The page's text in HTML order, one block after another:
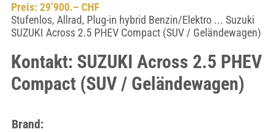
Preis: 29’900.– CHF
Stufenlos, Allrad, Plug-in hybrid Benzin/Elektro ... Suzuki
SUZUKI Across 2.5 PHEV Compact (SUV / Geländewagen)
Kontakt: SUZUKI Across 2.5 PHEV
Compact (SUV / Geländewagen)
Brand: